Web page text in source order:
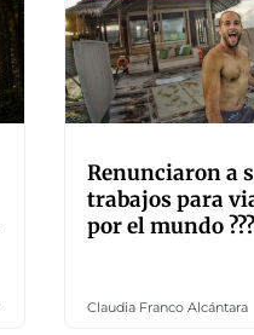
Renunciaron a
trabajos para
por el mundo
Claudia Franco Alcántara